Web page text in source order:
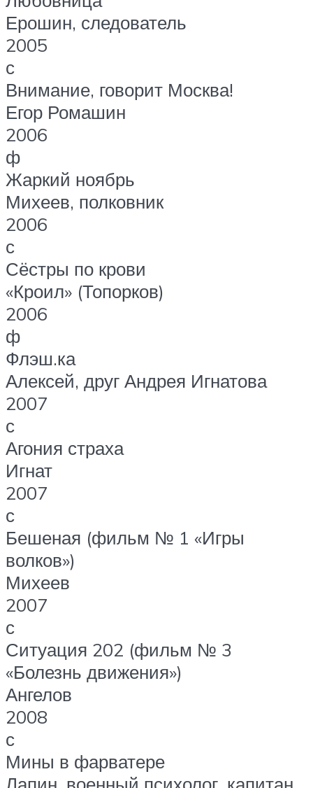
Ерошин, следователь
2005
с
Внимание, говорит Москва!
Егор Ромашин
2006
ф
Жаркий ноябрь
Михеев, полковник
2006
с
Сёстры по крови
«Кроил» (Топорков)
2006
ф
Флэш.ка
Алексей, друг Андрея Игнатова
2007
с
Агония страха
Игнат
2007
с
Бешеная (фильм № 1 «Игры
волков»)
Михеев
2007
с
Ситуация 202 (фильм № 3
«Болезнь движения»)
Ангелов
2008
с
Мины в фарватере